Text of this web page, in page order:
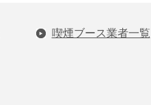
喫煙ブース業者一覧